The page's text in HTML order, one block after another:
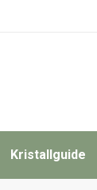
Kristallguide